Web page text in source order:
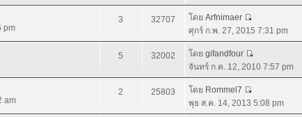
pm
3 32707 โดย Arfnimaer
ศุกร์ ก.พ. 27, 2015 7:31 pm
5 32002 โดย gifandfour
จันทร์ ก.ค. 12, 2010 7:57 pm
am
2 25803 โดย Rommel7
พุธ ส.ค. 14, 2013 5:08 pm